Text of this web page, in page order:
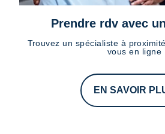
Prendre rdv avec
Trouvez un spécialiste à
vous en ligne
EN SAVOIR